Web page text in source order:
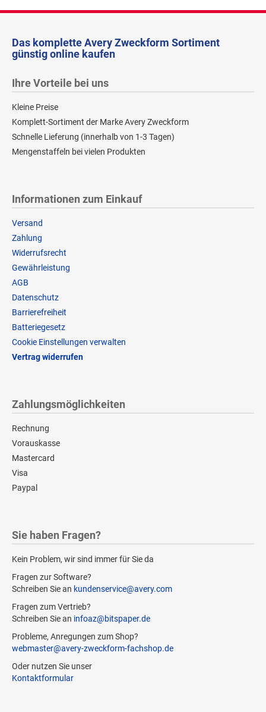
Das komplette Avery Zweckform Sortiment
günstig online kaufen
Ihre Vorteile bei uns
Kleine Preise
Komplett-Sortiment der Marke Avery Zweckform
Schnelle Lieferung (innerhalb von 1-3 Tagen)
Mengenstaffeln bei vielen Produkten
Informationen zum Einkauf
Versand
Zahlung
Widerrufsrecht
Gewährleistung
AGB
Datenschutz
Barrierefreiheit
Batteriegesetz
Cookie Einstellungen verwalten
Vertrag widerrufen
Zahlungsmöglichkeiten
Rechnung
Vorauskasse
Mastercard
Visa
Paypal
Sie haben Fragen?
Kein Problem, wir sind immer für Sie da
Fragen zur Software?
Schreiben Sie an kundenservice@avery.com
Fragen zum Vertrieb?
Schreiben Sie an infoaz@bitspaper.de
Probleme, Anregungen zum Shop?
webmaster@avery-zweckform-fachshop.de
Oder nutzen Sie unser
Kontaktformular